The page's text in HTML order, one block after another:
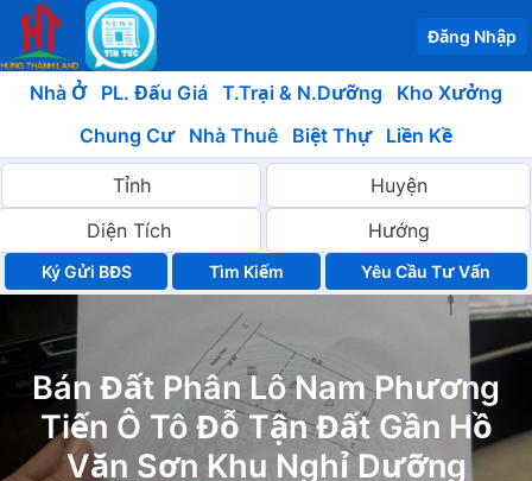
Đăng Nhập
Nhà Ở PL. Đấu Giá T.Trại & N.Dưỡng
Kho Xưởng
Chung Cư
Nhà Thuê Biệt Thự Liền Kề
Ký Gửi BĐS Yêu Cầu Tư Vấn
Bán Đất Phân Lô Nam Phương
Tiến Ô Tô Đỗ Tận Đất Gần Hồ
Văn Sơn Khu Nghỉ Dưỡng